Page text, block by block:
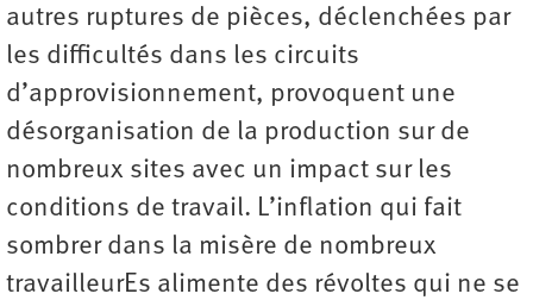
autres ruptures de pièces, déclenchées par
les difficultés dans les circuits
d’approvisionnement, provoquent une
désorganisation de la production sur de
nombreux sites avec un impact sur les
conditions de travail. L’inflation qui fait
sombrer dans la misère de nombreux
travailleurEs alimente des révoltes qui ne se